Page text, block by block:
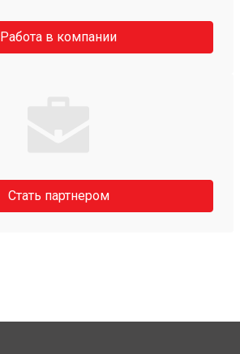
Работа в компании
Стать партнером